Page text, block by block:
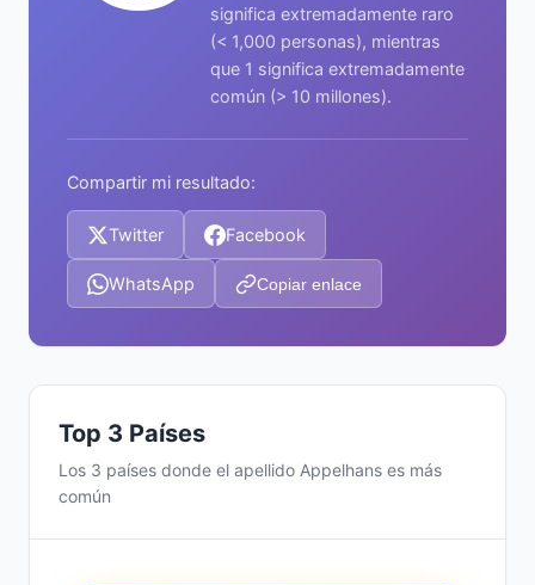
significa extremadamente raro
(< 1,000 personas), mientras
que 1 significa extremadamente
común (> 10 millones).
Compartir mi resultado:
Twitter Facebook
WhatsApp Copiar enlace
Top 3 Países
Los 3 países donde el apellido Appelhans es más
común